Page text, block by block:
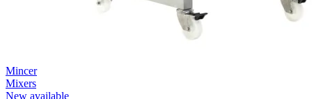
Mincer
Mixers
New available